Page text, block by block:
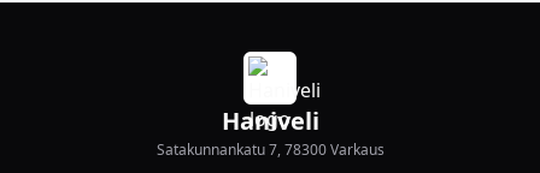
Haniveli
Satakunnankatu 7, 78300 Varkaus